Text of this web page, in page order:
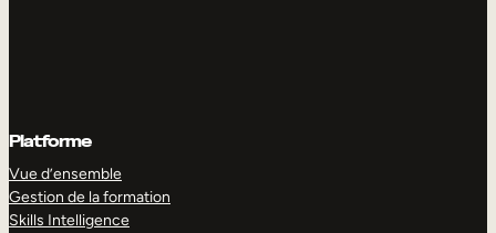
Platforme
Vue d’ensemble
Gestion de la formation
Skills Intelligence